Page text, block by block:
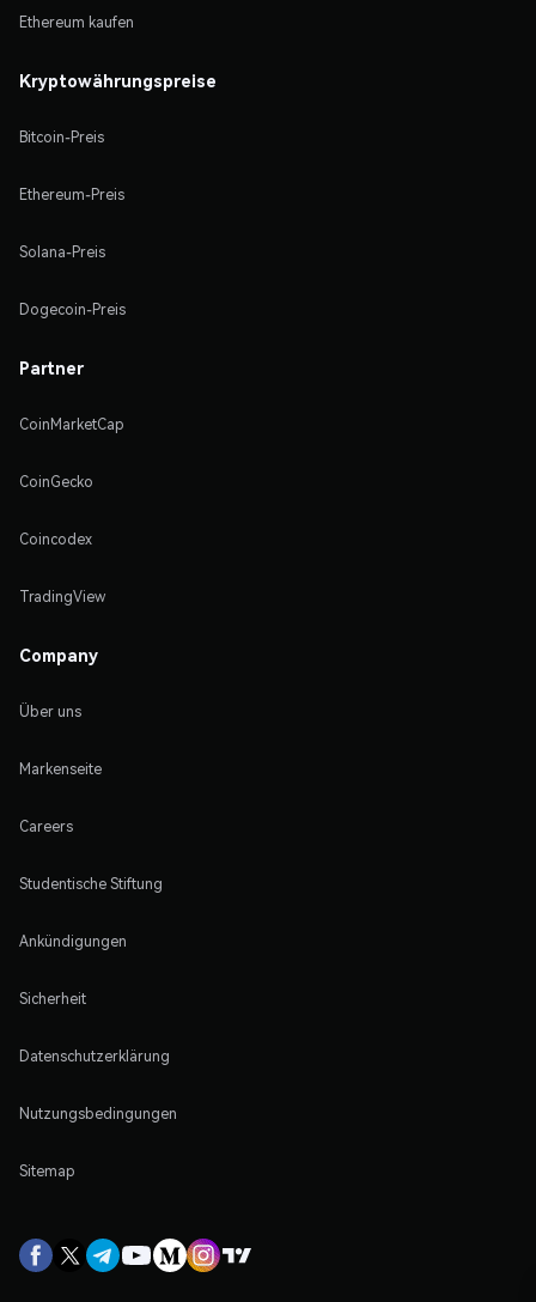
Ethereum kaufen
Kryptowährungspreise
Bitcoin-Preis
Ethereum-Preis
Solana-Preis
Dogecoin-Preis
Partner
CoinMarketCap
CoinGecko
Coincodex
TradingView
Company
Über uns
Markenseite
Careers
Studentische Stiftung
Ankündigungen
Sicherheit
Datenschutzerklärung
Nutzungsbedingungen
Sitemap